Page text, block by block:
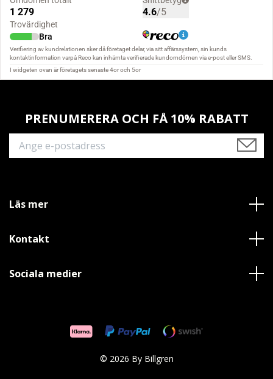
PRENUMERERA OCH FÅ 10% RABATT
Läs mer
Kontakt
Sociala medier
© 2026 By Billgren